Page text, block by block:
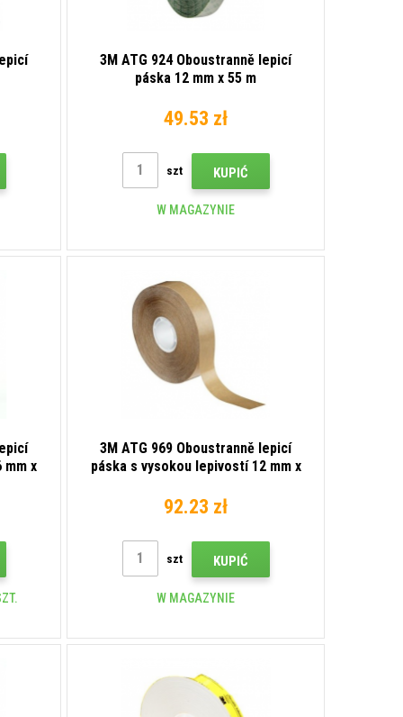
3M ATG 924 Oboustranně lepicí
páska 12 mm x 55 m
49.53 zł
szt KUPIĆ
W MAGAZYNIE
mm x
3M ATG 969 Oboustranně lepicí
páska s vysokou lepivostí 12 mm x
92.23 zł
szt KUPIĆ
W MAGAZYNIE